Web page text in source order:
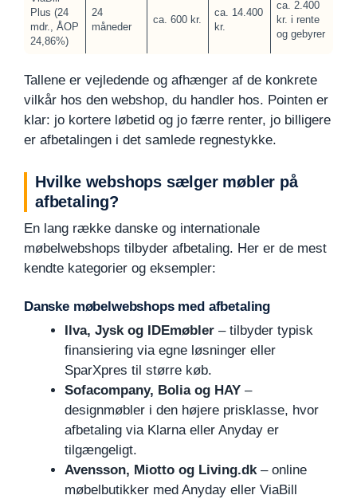
Plus (24
mdr., ÅOP
24,86%)
24
måneder
ca. 600 kr.
ca. 14.400
kr.
ca. 2.400
kr. i rente
og gebyrer
Tallene er vejledende og afhænger af de konkrete
vilkår hos den webshop, du handler hos. Pointen er
klar: jo kortere løbetid og jo færre renter, jo billigere
er afbetalingen i det samlede regnestykke.
Hvilke webshops sælger møbler på
afbetaling?
En lang række danske og internationale
møbelwebshops tilbyder afbetaling. Her er de mest
kendte kategorier og eksempler:
Danske møbelwebshops med afbetaling
Ilva, Jysk og IDEmøbler – tilbyder typisk
finansiering via egne løsninger eller
SparXpres til større køb.
Sofacompany, Bolia og HAY –
designmøbler i den højere prisklasse, hvor
afbetaling via Klarna eller Anyday er
tilgængeligt.
Avensson, Miotto og Living.dk– online
møbelbutikker med Anyday eller ViaBill